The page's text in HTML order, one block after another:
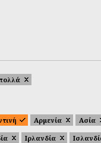
Αρμενία Ασία
Ιρλανδία